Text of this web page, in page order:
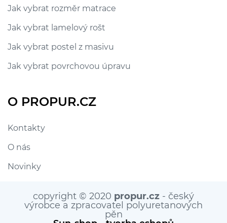
Jak vybrat rozměr matrace
Jak vybrat lamelový rošt
Jak vybrat postel z masivu
Jak vybrat povrchovou úpravu
O PROPUR.CZ
Kontakty
O nás
Novinky
copyright © 2020 propur.cz - český
výrobce a zpracovatel polyuretanových
pěn